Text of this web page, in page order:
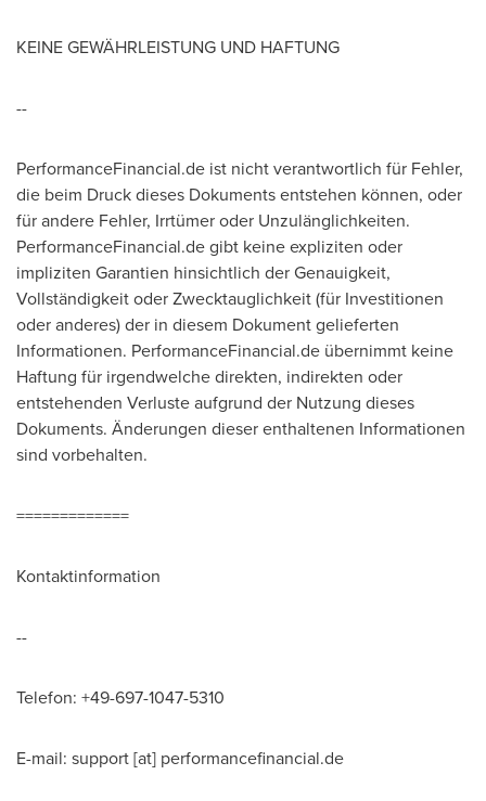
KEINE GEWÄHRLEISTUNG UND HAFTUNG
--
PerformanceFinancial.de ist nicht verantwortlich für Fehler,
die beim Druck dieses Dokuments entstehen können, oder
für andere Fehler, Irrtümer oder Unzulänglichkeiten.
PerformanceFinancial.de gibt keine expliziten oder
impliziten Garantien hinsichtlich der Genauigkeit,
Vollständigkeit oder Zwecktauglichkeit (für Investitionen
oder anderes) der in diesem Dokument gelieferten
Informationen. PerformanceFinancial.de übernimmt keine
Haftung für irgendwelche direkten, indirekten oder
entstehenden Verluste aufgrund der Nutzung dieses
Dokuments. Änderungen dieser enthaltenen Informationen
sind vorbehalten.
=============
Kontaktinformation
--
Telefon: +49-697-1047-5310
E-mail: support [at] performancefinancial.de